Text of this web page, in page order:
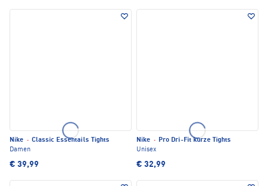
Nike · Classic Essentails Tights
Damen
€ 39,99
Nike · Pro Dri-Fit kurze Tights
Unisex
€ 32,99